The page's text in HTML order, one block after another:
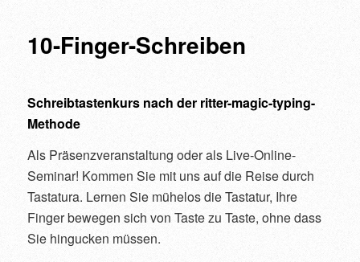
10-Finger-Schreiben
Schreibtastenkurs nach der ritter-magic-typing-
Methode
Als Präsenzveranstaltung oder als Live-Online-
Seminar! Kommen Sie mit uns auf die Reise durch
Tastatura. Lernen Sie mühelos die Tastatur, Ihre
Finger bewegen sich von Taste zu Taste, ohne dass
Sie hingucken müssen.